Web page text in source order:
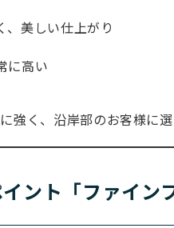
、美しい仕上がり
に高い
強く、沿岸部のお客様に選
ント「ファイン